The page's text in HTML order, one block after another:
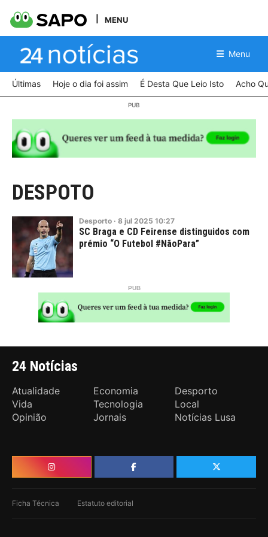
MENU
Menu
Últimas Hoje o dia foi assim É Desta Que Leio Isto Acho
DESPOTO
Desporto · 8 jul 2025 10:27
SC Braga e CD Feirense distinguidos com
prémio “O Futebol #NãoPara”
24 Notícias
Atualidade Economia
Desporto
Vida
Tecnologia
Local
Opinião
Jornais Notícias Lusa
Ficha Técnica Estatuto editorial